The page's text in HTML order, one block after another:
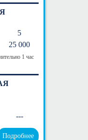
5
25 000
1 час
---
Подробнее